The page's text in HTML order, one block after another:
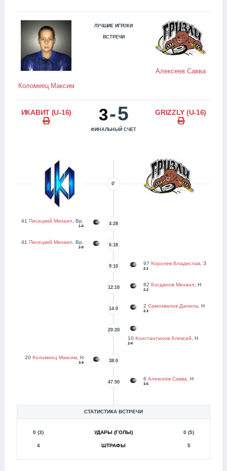
Коломеец Максим
ЛУЧШИЕ ИГРОКИ
ВСТРЕЧИ
Алексеев Савва
ИКАВИТ (U-16) 3-5
ФИНАЛЬНЫЙ СЧЕТ
GRIZZLY (U-16)
0’
41 Писецкий Михаил , Вр.
1-0 4:28
41 Писецкий Михаил , Вр.
2-0 6:18
97 Королев Владислав , З
2-1
9:10
82 Богданов Михаил , Н
2-2
12:10
2 Самохвалов Данила , Н
2-3
14:0
10 Константинов Алексей, Н
2-4
20:20
20 Коломеец Максим, Н
3-4 38:0
6 Алексеев Савва, Н
3-5
47:50
СТАТИСТИКА ВСТРЕЧИ
0 (3) УДАРЫ (ГОЛЫ) 0 (5)
4 ШТРАФЫ 5